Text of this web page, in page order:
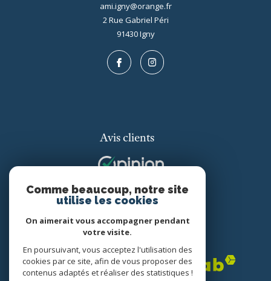
ami.igny@orange.fr
2 Rue Gabriel Péri
91430 igny
Avis clients
Adhérents
Comme beaucoup, notre site
utilise les cookies
On aimerait vous accompagner pendant
votre visite.
En poursuivant, vous acceptez l'utilisation des
cookies par ce site, afin de vous proposer des
contenus adaptés et réaliser des statistiques !